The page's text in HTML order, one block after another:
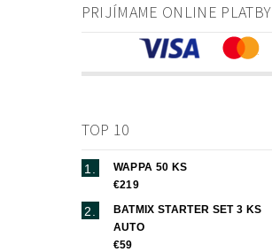
PRIJÍMAME ONLINE PLATBY
TOP 10
WAPPA 50 KS
€219
BATMIX STARTER SET 3 KS
AUTO
€59